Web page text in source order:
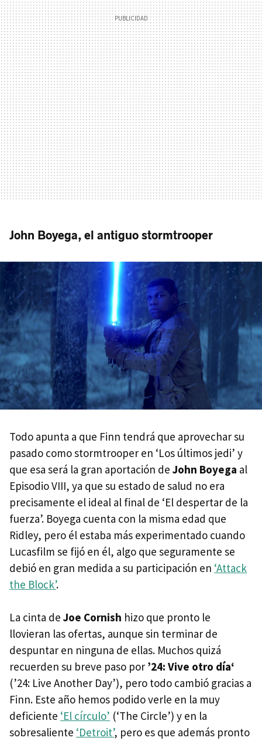
John Boyega, el antiguo stormtrooper
Todo apunta a que Finn tendrá que aprovechar su
pasado como stormtrooper en ‘Los últimos jedi’ y
que esa será la gran aportación de John Boyega al
Episodio VIII, ya que su estado de salud no era
precisamente el ideal al final de ‘El despertar de la
fuerza’. Boyega cuenta con la misma edad que
Ridley, pero él estaba más experimentado cuando
Lucasfilm se fijó en él, algo que seguramente se
debió en gran medida a su participación en ‘Attack
the Block’.
La cinta de Joe Cornish hizo que pronto le
llovieran las ofertas, aunque sin terminar de
despuntar en ninguna de ellas. Muchos quizá
recuerden su breve paso por ’24: Vive otro día‘
(’24: Live Another Day’), pero todo cambió gracias a
Finn. Este año hemos podido verle en la muy
deficiente ‘El círculo’ (‘The Circle’) y en la
sobresaliente ‘Detroit’, pero es que además pronto